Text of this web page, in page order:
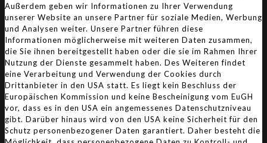
Außerdem geben wir Informationen zu Ihrer Verwendung
unserer Website an unsere Partner für soziale Medien, Werbung
und Analysen weiter. Unsere Partner führen diese
Informationen möglicherweise mit weiteren Daten zusammen,
die Sie ihnen bereitgestellt haben oder die sie im Rahmen Ihrer
Nutzung der Dienste gesammelt haben. Des Weiteren findet
eine Verarbeitung und Verwendung der Cookies durch
Drittanbieter in den USA statt. Es liegt kein Beschluss der
Europäischen Kommission und keine Bescheinigung vom EuGH
vor, dass es in den USA ein angemessenes Datenschutzniveau
gibt. Darüber hinaus wird von den USA keine Sicherheit für den
Schutz personenbezogener Daten garantiert. Daher besteht die